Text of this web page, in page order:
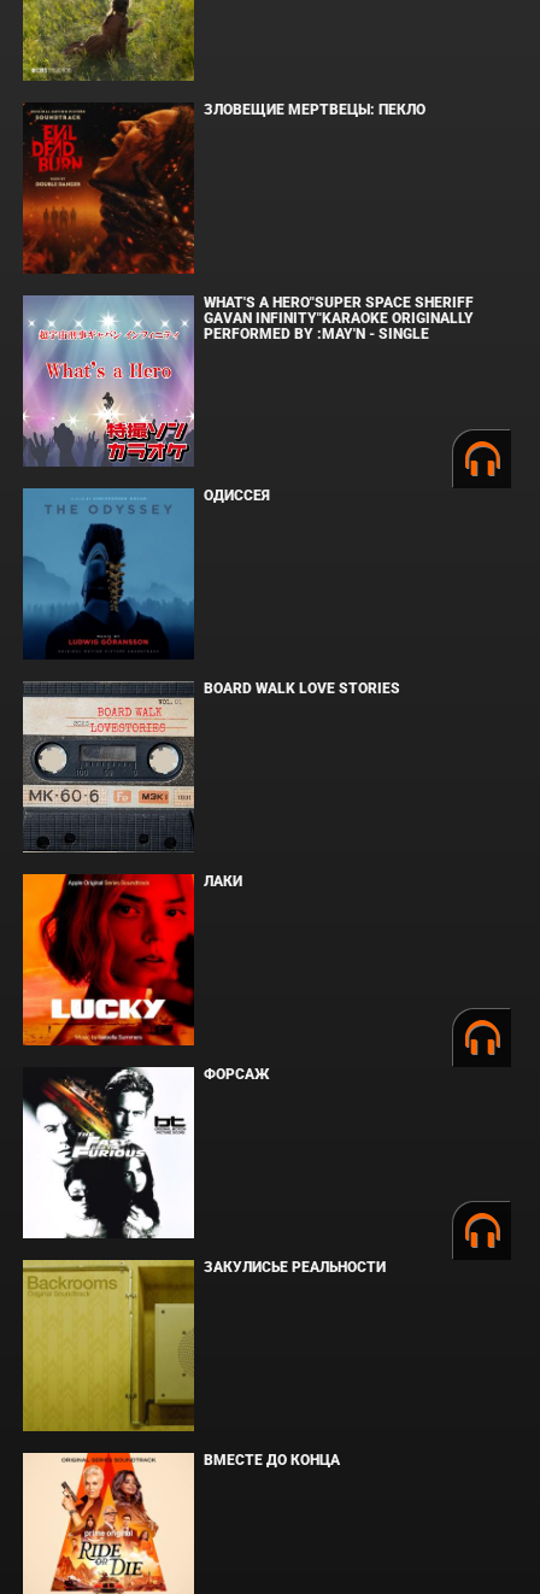
ЗЛОВЕЩИЕ МЕРТВЕЦЫ: ПЕКЛО
WHAT'S A HERO"SUPER SPACE SHERIFF
GAVAN INFINITY"KARAOKE ORIGINALLY
PERFORMED BY :MAY'N - SINGLE
ОДИССЕЯ
BOARD WALK LOVE STORIES
ЛАКИ
ФОРСАЖ
ЗАКУЛИСЬЕ РЕАЛЬНОСТИ
ВМЕСТЕ ДО КОНЦА